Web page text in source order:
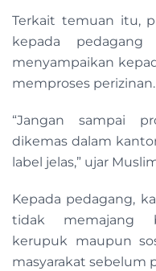
Terkait temuan itu,
kepada
menyampaikan
memproses perizinan.
“Jangan sampai
dikemas dalam
label jelas,” ujar
Kepada pedagang,
tidak memajang
kerupuk maupun
masyarakat sebelum